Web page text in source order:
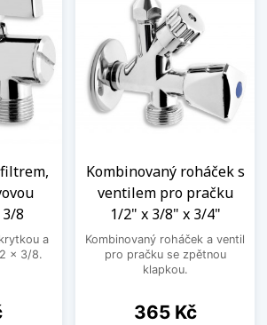
8
a
x 3/8.
Kombinovaný roháček s
ventilem pro pračku
1/2" x 3/8" x 3/4"
Kombinovaný roháček a ventil
pro pračku se zpětnou
klapkou.
Cena
365 Kč